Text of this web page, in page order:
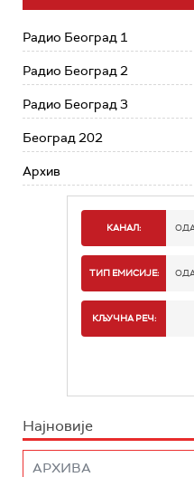
Радио Београд 1
Радио Београд 2
Радио Београд 3
Београд 202
Архив
КАНАЛ:
ТИП ЕМИСИЈЕ:
КЉУЧНА РЕЧ:
Најновије